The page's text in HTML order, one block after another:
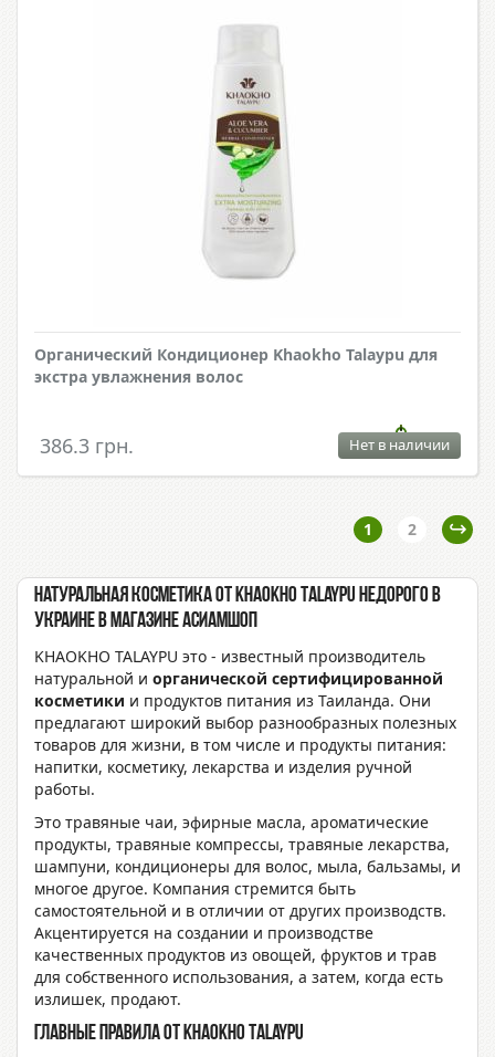
Органический Кондиционер Khaokho Talaypu для
экстра увлажнения волос
386.3 грн. Нет в наличии
1 2
Натуральная косметика от KHAOKHO TALAYPU недорого в
Украинев магазине Асиамшоп
KHAOKHO TALAYPU это - известный производитель
натуральной и органической сертифицированной
косметики и продуктов питания из Таиланда. Они
предлагают широкий выбор разнообразных полезных
товаров для жизни, в том числе и продукты питания:
напитки, косметику, лекарства и изделия ручной
работы.
Это травяные чаи, эфирные масла, ароматические
продукты, травяные компрессы, травяные лекарства,
шампуни, кондиционеры для волос, мыла, бальзамы, и
многое другое. Компания стремится быть
самостоятельной и в отличии от других производств.
Акцентируется на создании и производстве
качественных продуктов из овощей, фруктов и трав
для собственного использования, а затем, когда есть
излишек, продают.
Главные правила от KHAOKHO TALAYPU